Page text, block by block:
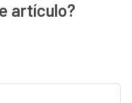
artículo?